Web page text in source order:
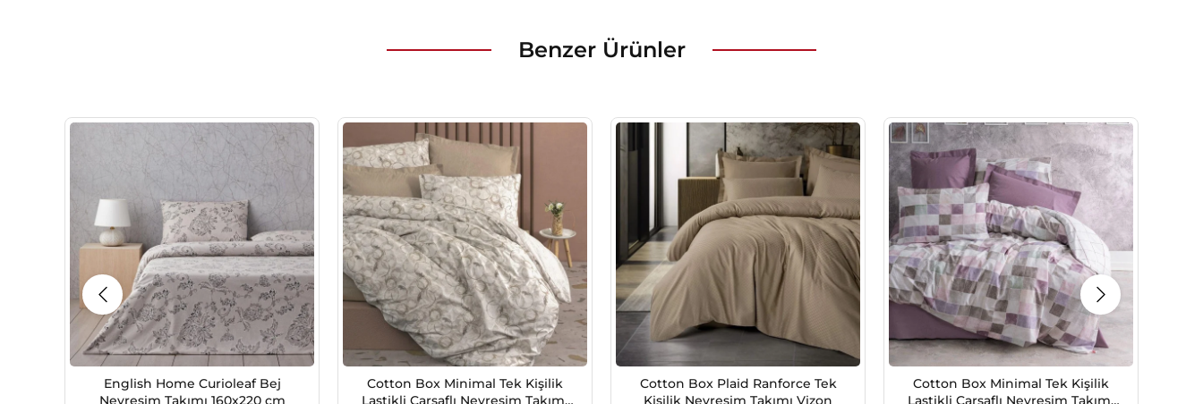
Benzer Ürünler
English Home Curioleaf Bej
Nevresim Takımı 160x220 cm
Cotton Box Minimal Tek Kişilik
Lastikli Çarşaflı Nevresim Takımı
Cotton Box Plaid Ranforce Tek
Kişilik Nevresim Takımı Vizon
Cotton Box Minimal Tek Kişilik
Lastikli Çarşaflı Nevresim Takımı